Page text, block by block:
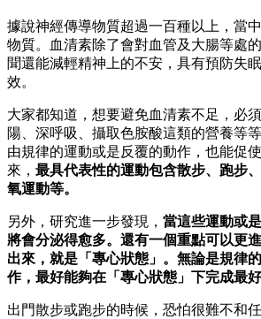
據說神經傳導物質超過一百種以上，當
物質。血清素除了會對血管及大腸等處
聞還能減輕精神上的不安，具有預防失
效。
大家都知道，想要避免血清素不足，必
陽、深呼吸、攝取色胺酸這類的營養等
由規律的運動或是反覆的動作，也能促
來， 最具代表性的運動包含散步、跑步
氧運動等。
另外，研究進一步發現， 當這些運動或
將會分泌得愈多。還有一個重點可以更
出來，就是「專心狀態」。無論是規律
作，最好能夠在「專心狀態」下完成最好
出門散步或跑步的時候，恐怕很難不和